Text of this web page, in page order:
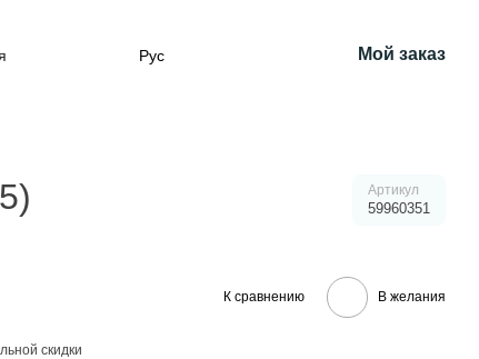
Рус Мой заказ
Артикул
59960351
К сравнению В желания
скидки